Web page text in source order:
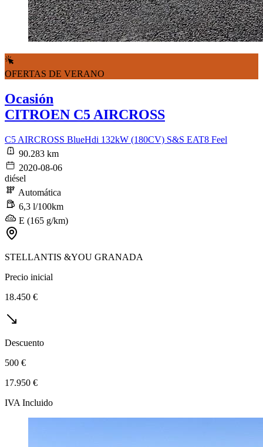
OFERTAS DE VERANO
Ocasión
CITROEN C5 AIRCROSS
C5 AIRCROSS BlueHdi 132kW (180CV) S&S EAT8 Feel
90.283 km
2020-08-06
diésel
Automática
6,3 l/100km
E (165 g/km)
STELLANTIS &YOU GRANADA
Precio inicial
18.450 €
Descuento
500 €
17.950 €
IVA Incluido